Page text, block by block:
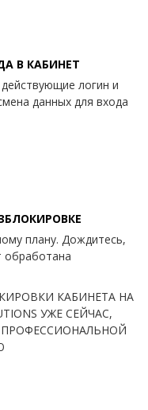
В КАБИНЕТ
логин и
данных для входа
плану. Дождитесь,
обработана
КАБИНЕТА НА
УЖЕ СЕЙЧАС,